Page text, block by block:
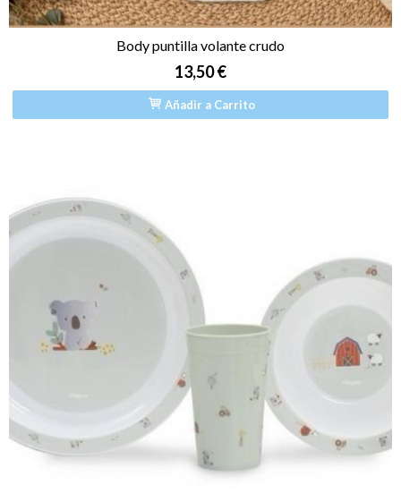
Body puntilla volante crudo
13,50 €
Añadir a Carrito